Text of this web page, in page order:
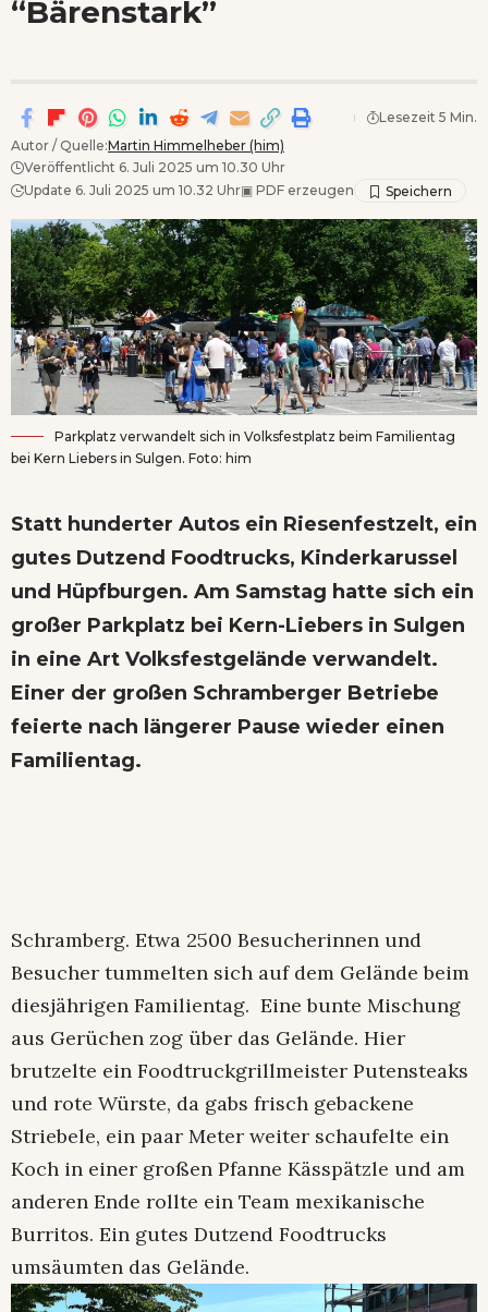
“Bärenstark”
Autor / Quelle:Martin Himmelheber (him)
Veröffentlicht 6. Juli 2025 um 10.30 Uhr
Update 6. Juli 2025 um 10.32 Uhr▣ PDF erzeugen
Lesezeit 5 Min.
Parkplatz verwandelt sich in Volksfestplatz beim Familientag
bei Kern Liebers in Sulgen. Foto: him
Statt hunderter Autos ein Riesenfestzelt, ein
gutes Dutzend Foodtrucks, Kinderkarussel
und Hüpfburgen. Am Samstag hatte sich ein
großer Parkplatz bei Kern-Liebers in Sulgen
in eine Art Volksfestgelände verwandelt.
Einer der großen Schramberger Betriebe
feierte nach längerer Pause wieder einen
Familientag.
Schramberg. Etwa 2500 Besucherinnen und
Besucher tummelten sich auf dem Gelände beim
diesjährigen Familientag. Eine bunte Mischung
aus Gerüchen zog über das Gelände. Hier
brutzelte ein Foodtruckgrillmeister Putensteaks
und rote Würste, da gabs frisch gebackene
Striebele, ein paar Meter weiter schaufelte ein
Koch in einer großen Pfanne Kässpätzle und am
anderen Ende rollte ein Team mexikanische
Burritos. Ein gutes Dutzend Foodtrucks
umsäumten das Gelände.